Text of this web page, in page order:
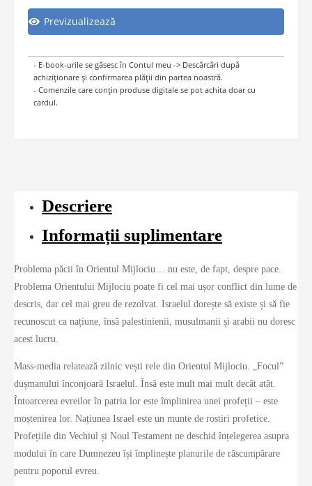
Previzualizează
- E-book-urile se găsesc în Contul meu -> Descărcări după
achiziționare și confirmarea plății din partea noastră.
- Comenzile care conțin produse digitale se pot achita doar cu
cardul.
Descriere
Informații suplimentare
Problema păcii în Orientul Mijlociu… nu este, de fapt, despre pace.
Problema Orientului Mijlociu poate fi cel mai ușor conflict din lume de
descris, dar cel mai greu de rezolvat. Israelul dorește să existe și să fie
recunoscut ca națiune, însă palestinienii, musulmanii și arabii nu doresc
acest lucru.
Mass-media relatează zilnic vești rele din Orientul Mijlociu. „Focul”
dușmanului înconjoară Israelul. Însă este mult mai mult decât atât.
Întoarcerea evreilor în patria lor este împlinirea unei profeții – este
moștenirea lor. Națiunea Israel este un munte de rostiri profetice.
Profețiile din Vechiul și Noul Testament ne deschid înțelegerea asupra
modului în care Dumnezeu își împlinește planurile de răscumpărare
pentru poporul evreu.